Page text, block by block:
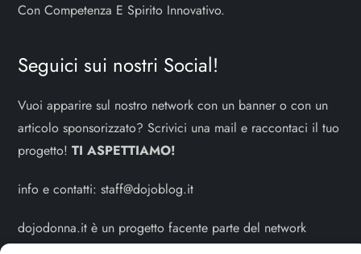
Con Competenza E Spirito Innovativo.
Seguici sui nostri Social!
Vuoi apparire sul nostro network con un banner o con un
articolo sponsorizzato? Scrivici una mail e raccontaci il tuo
progetto!TI ASPETTIAMO!
info e contatti:staff@dojoblog.it
dojodonna.it è un progetto facente parte del network